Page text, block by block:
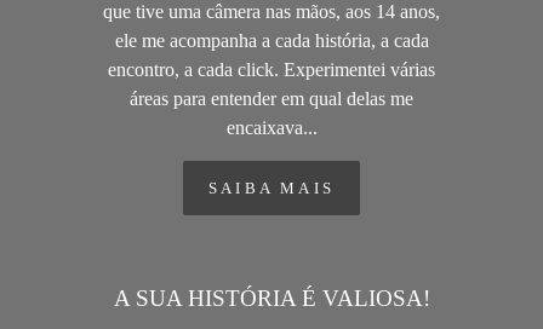
que tive uma câmera nas mãos, aos 14 anos,
ele me acompanha a cada história, a cada
encontro, a cada click. Experimentei várias
áreas para entender em qual delas me
encaixava...
SAIBA MAIS
A SUA HISTÓRIA É VALIOSA!